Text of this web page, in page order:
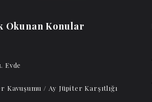
Okunan Konular
Evde
Kavuşumu / Ay Jüpiter Karşıtlığı